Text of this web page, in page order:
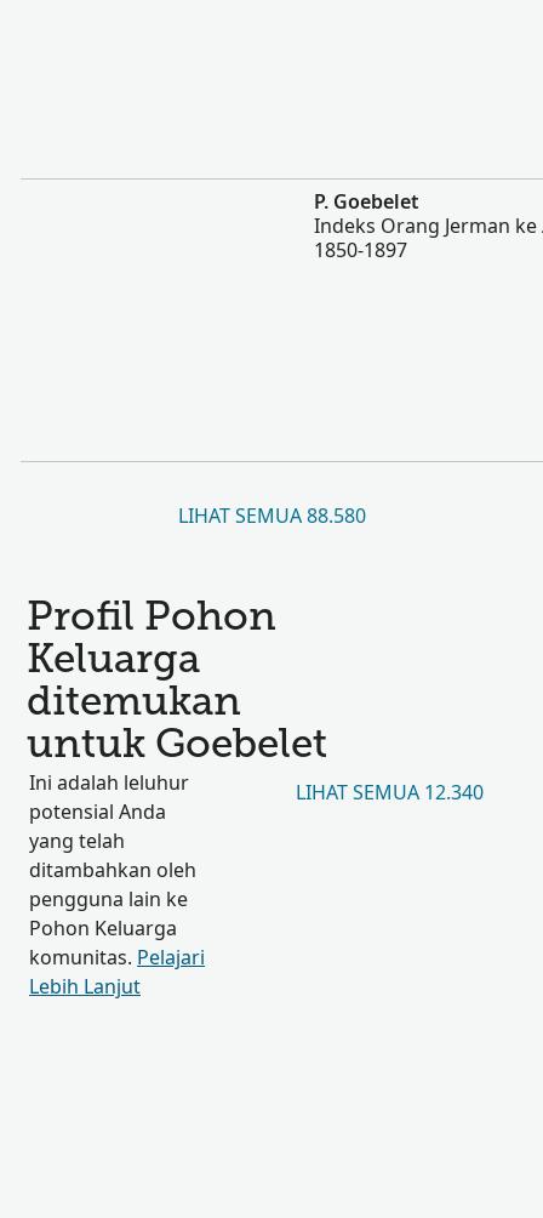
P. Goebelet
Indeks Orang Jerman
1850-1897
LIHAT SEMUA 88.580
Profil Pohon
Keluarga
ditemukan
untuk Goebelet
Ini adalah leluhur
potensial Anda
yang telah
ditambahkan oleh
pengguna lain ke
Pohon Keluarga
komunitas. Pelajari
Lebih Lanjut
LIHAT SEMUA 12.340